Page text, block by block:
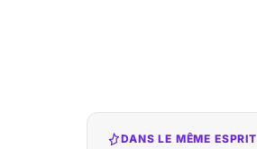
DANS LE MÊME ESPRIT